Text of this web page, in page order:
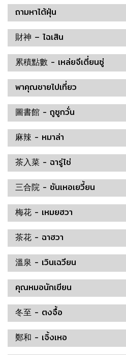
ถามหาไต้ฝุ่น
財神 – ไฉเสิน
累積點數 - เหล่ยจีเตี่ยนซู่
พาคุณชายไปเที่ยว
圖書館 - ถูซูกวั่น
麻辣 - หมาล่า
茶入菜 - ฉารู่ไช่
三合院 - ซันเหอเยวี้ยน
梅花 - เหมยฮวา
茶花 - ฉาฮวา
溫泉 - เวินเฉวียน
คุณหมอนักเขียน
冬至 - ตงจื้อ
鄭和 - เจิ้งเหอ